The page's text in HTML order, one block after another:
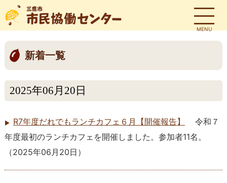
MENU
新着一覧
2025年06月20日
R7年度だれでもランチカフェ６月【開催報告】
令和７
年度最初のランチカフェを開催しました。参加者11名。
（2025年06月20日 ）